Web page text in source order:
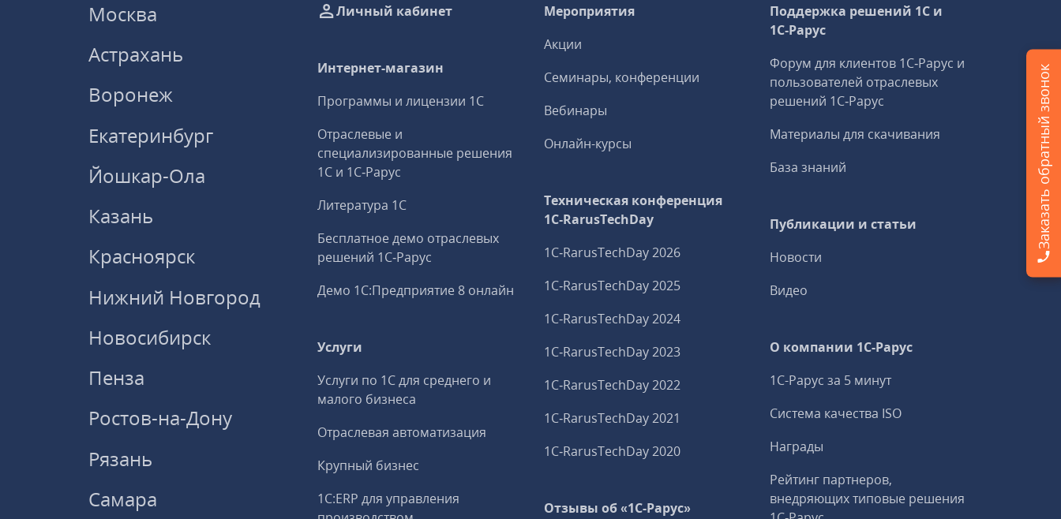
Москва
Астрахань
Воронеж
Екатеринбург
Йошкар-Ола
Казань
Красноярск
Нижний Новгород
Новосибирск
Пенза
Ростов-на-Дону
Рязань
Самара
Личный кабинет
Интернет-магазин
Программы и лицензии 1С
Отраслевые и
специализированные решения
1С и 1С‑Рарус
Литература 1С
Бесплатное демо отраслевых
решений 1С‑Рарус
Демо 1С:Предприятие 8 онлайн
Услуги
Услуги по 1С для среднего и
малого бизнеса
Отраслевая автоматизация
Крупный бизнес
1С:ERP для управления
Мероприятия
Акции
Семинары, конференции
Вебинары
Онлайн-курсы
Техническая конференция
1C‑RarusTechDay
1C‑RarusTechDay 2026
1C‑RarusTechDay 2025
1C‑RarusTechDay 2024
1C‑RarusTechDay 2023
1C‑RarusTechDay 2022
1C‑RarusTechDay 2021
1C‑RarusTechDay 2020
Отзывы об «1С-Рарус»
Поддержка решений 1С и
1С‑Рарус
Форум для клиентов 1С‑Рарус и
пользователей отраслевых
решений 1С‑Рарус
Материалы для скачивания
База знаний
Публикации и статьи
Новости
Видео
О компании 1C-Рарус
1С-Рарус за 5 минут
Система качества ISO
Награды
Рейтинг партнеров,
внедряющих типовые решения
Заказать обратный звонок